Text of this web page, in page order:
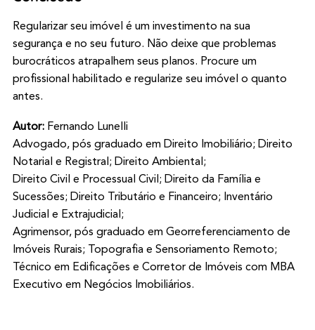
Regularizar seu imóvel é um investimento na sua
segurança e no seu futuro. Não deixe que problemas
burocráticos atrapalhem seus planos. Procure um
profissional habilitado e regularize seu imóvel o quanto
antes.
Autor: Fernando Lunelli
Advogado, pós graduado em Direito Imobiliário; Direito
Notarial e Registral; Direito Ambiental;
Direito Civil e Processual Civil; Direito da Família e
Sucessões; Direito Tributário e Financeiro; Inventário
Judicial e Extrajudicial;
Agrimensor, pós graduado em Georreferenciamento de
Imóveis Rurais; Topografia e Sensoriamento Remoto;
Técnico em Edificações e Corretor de Imóveis com MBA
Executivo em Negócios Imobiliários.